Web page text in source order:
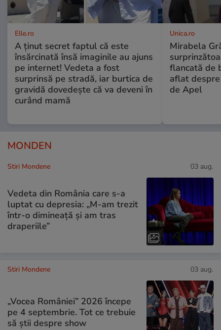
Elle.ro
A ținut secret faptul că este
însărcinată însă imaginile au ajuns
pe internet! Vedeta a fost
surprinsă pe stradă, iar burtica de
gravidă dovedește că va deveni în
curând mamă
Unica.ro
Mirabela
flancată de
aflat
de Apel
MONDEN
Stiri Mondene 03 aug.
Vedeta din România care s-a
luptat cu depresia: „M-am trezit
într-o dimineață și am tras
draperiile”
Stiri Mondene 03 aug.
„Vocea României” 2026 începe
pe 4 septembrie. Tot ce trebuie
să știi despre show